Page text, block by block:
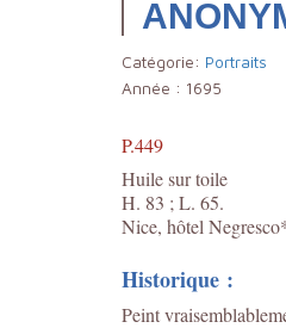
Catégorie: Portraits
Année : 1695
P.449
Huile sur toile
H. 83 ; L. 65.
Nice, hôtel
Historique :
Peint